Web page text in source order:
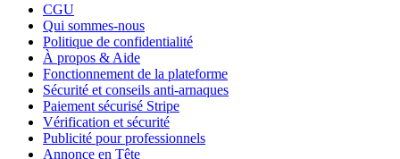
CGU
Qui sommes-nous
Politique de confidentialité
À propos & Aide
Fonctionnement de la plateforme
Sécurité et conseils anti-arnaques
Paiement sécurisé Stripe
Vérification et sécurité
Publicité pour professionnels
Annonce en Tête